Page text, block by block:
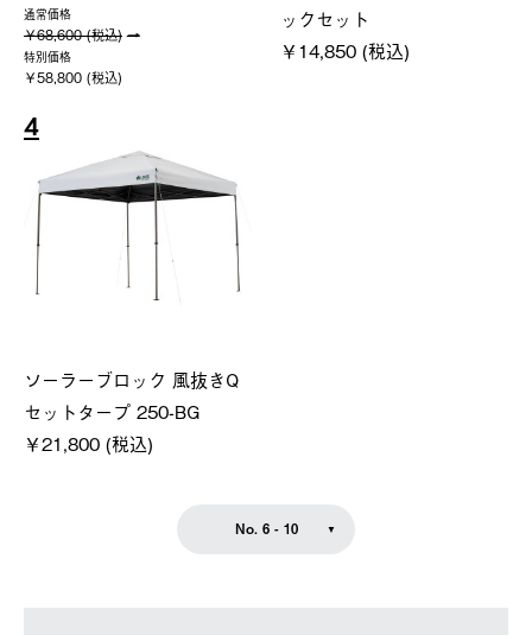
通常価格
￥68,600 (税込)
特別価格
￥58,800 (税込)
ックセット
￥14,850 (税込)
4
ソーラーブロック 風抜きQ
セットタープ 250-BG
￥21,800 (税込)
No. 6 - 10